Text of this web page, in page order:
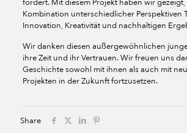
fördert. Mit diesem Projekt haben wir gezeigt,
Kombination unterschiedlicher Perspektiven
Innovation, Kreativität und nachhaltigen
Wir danken diesen außergewöhnlichen
ihre Zeit und ihr Vertrauen. Wir freuen uns
Geschichte sowohl mit ihnen als auch mit
Projekten in der Zukunft fortzusetzen.
Share